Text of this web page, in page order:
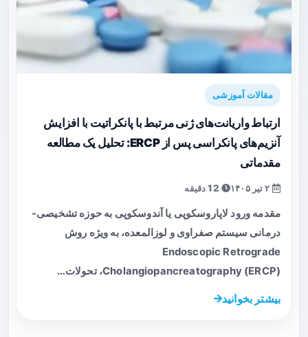
مقالات آموزشی
ارتباط واریانت‌های ژنی مرتبط با پانکراتیت با افزایش
آنزیم‌های پانکراسی پس از ERCP: تحلیل یک مطالعه
مقدماتی
مقدمه ورود لاپاروسکوپی یا آندوسکوپی به حوزه تشخیصی-
درمانی سیستم صفراوی و لوزالمعده، به ویژه روش
Endoscopic Retrograde
Cholangiopancreatography (ERCP)، تحولات…
بیشتر بخوانید